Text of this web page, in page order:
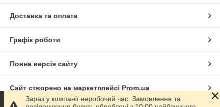
Доставка та оплата
Графік роботи
Повна версія сайту
Сайт створено на маркетплейсі Prom.ua
Зараз у компанії неробочий час. Замовлення та